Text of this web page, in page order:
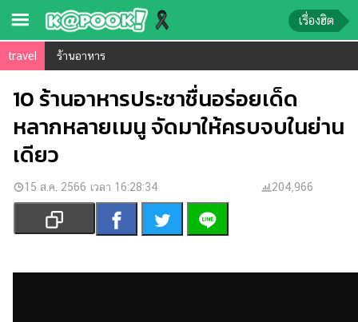
ข่าว-
ความ
รู้
ข่าว
ข่าว
บันเทิง
ตรวจ
เรื่องฮิต
travel ร้านอาหาร
10 ร้านอาหารประชาชื่นอร่อยเด็ด
หลากหลายเมนู จัดมาให้ครบจบในย่าน
เดียว
15 ส.ค. 2566 เวลา 16:28:34 204,966